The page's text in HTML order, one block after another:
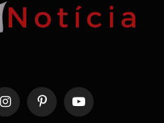
InstagramPinterestYouTube